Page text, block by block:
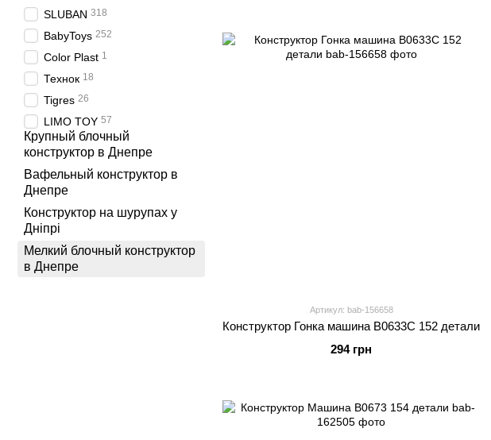
Артикул: bab-156658
Конструктор Гонка машина B0633C 152 детали
294 грн
SLUBAN 318
BabyToys 252
Color Plast 1
Технок 18
Tigres 26
LIMO TOY 57
Крупный блочный
конструктор в Днепре
Вафельный конструктор в
Днепре
Конструктор на шурупах у
Дніпрі
Мелкий блочный конструктор
в Днепре